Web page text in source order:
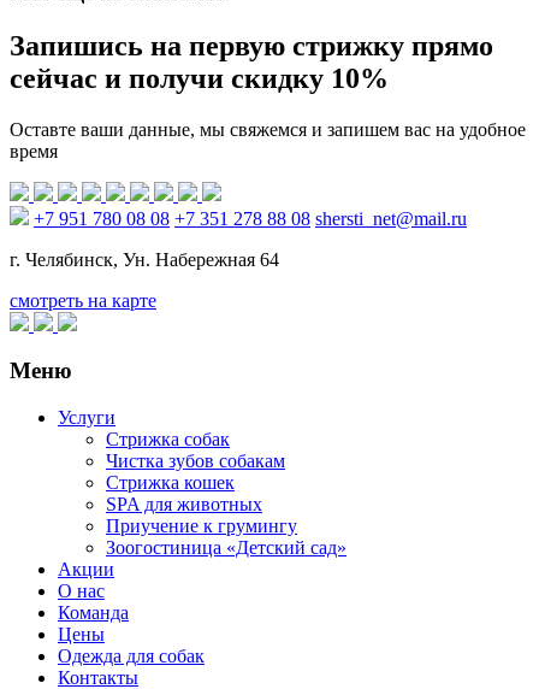
Запишись на первую стрижку прямо
сейчас и получи скидку 10%
Оставте ваши данные, мы свяжемся и запишем вас на удобное
время
+7 951 780 08 08 +7 351 278 88 08 shersti_net@mail.ru
г. Челябинск, Ун. Набережная 64
смотреть на карте
Меню
Услуги
Стрижка собак
Чистка зубов собакам
Стрижка кошек
SPA для животных
Приучение к грумингу
Зоогостиница «Детский сад»
Акции
О нас
Команда
Цены
Одежда для собак
Контакты